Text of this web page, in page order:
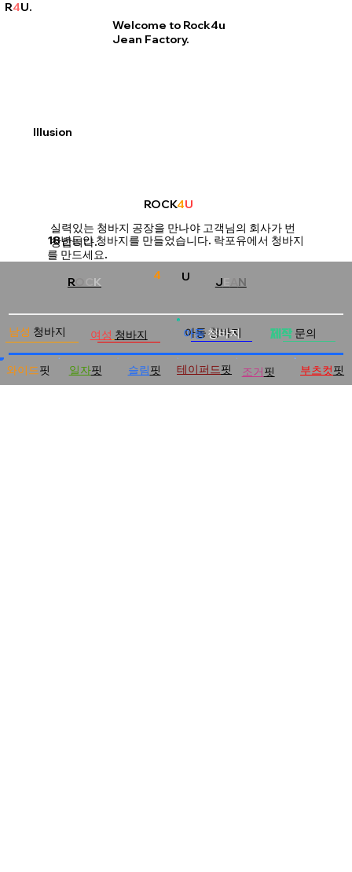
Welcome to Rock4u
Jean Factory.
실력있는 청바지 공장을 만나야 고객님의 회사가 번
창합니다.
18년동안 청바지를 만들었습니다. 락포유에서 청바지
를 만드세요.
R4U.
Illusion
ROCK4U
R K 4 U J N
와이드핏 일자핏 슬림핏 테이퍼드핏 조거핏 부츠컷핏
남성 청바지 여성 청바지 아동 청바지
아동 청바지 제작 문의